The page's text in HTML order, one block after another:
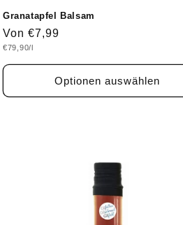
Granatapfel Balsam
Normaler
Preis
Von €7,99
Grundpreis
€79,90/l
Optionen auswählen